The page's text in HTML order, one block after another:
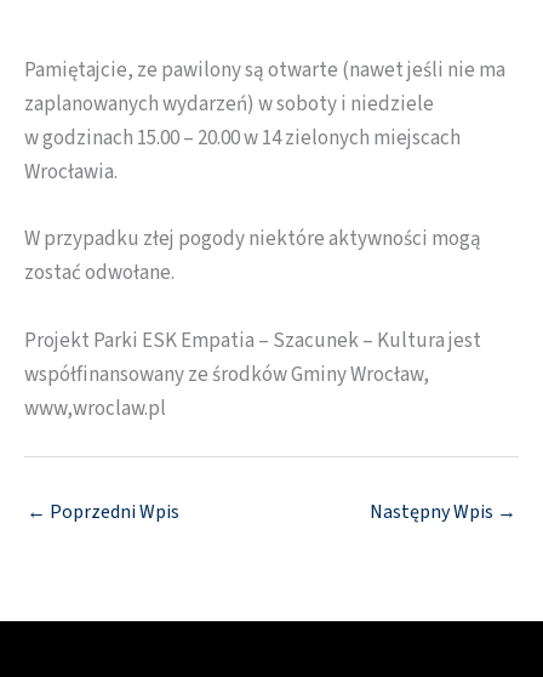
Pamiętajcie, ze pawilony są otwarte (nawet jeśli nie ma
zaplanowanych wydarzeń) w soboty i niedziele
w godzinach 15.00 – 20.00 w 14 zielonych miejscach
Wrocławia.
W przypadku złej pogody niektóre aktywności mogą
zostać odwołane.
Projekt Parki ESK Empatia – Szacunek – Kultura jest
współfinansowany ze środków Gminy Wrocław,
www,wroclaw.pl
← Poprzedni Wpis Następny Wpis →